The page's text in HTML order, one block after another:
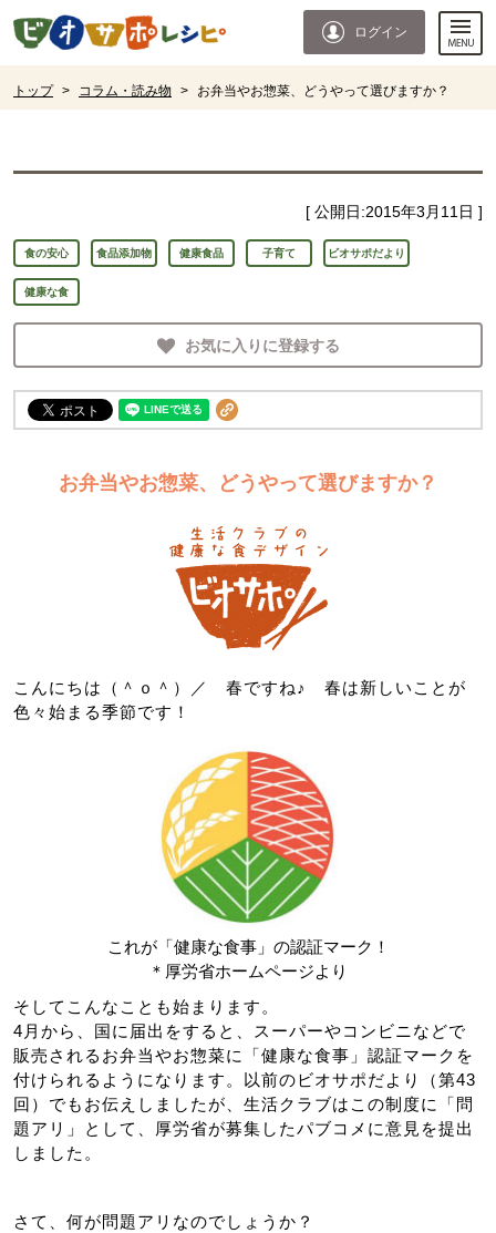
ページの先頭です。
ログイン
トップ > コラム・読み物 > お弁当やお惣菜、どうやって選びますか？
[ 公開日:2015年3月11日 ]
食の安心 食品添加物 健康食品 子育て ビオサポだより
健康な食
お気に入りに登録する
お弁当やお惣菜、どうやって選びますか？
こんにちは（＾ｏ＾）／ 春ですね♪ 春は新しいことが
色々始まる季節です！
これが「健康な食事」の認証マーク！
＊厚労省ホームページより
そしてこんなことも始まります。
4月から、国に届出をすると、スーパーやコンビニなどで
販売されるお弁当やお惣菜に「健康な食事」認証マークを
付けられるようになります。以前のビオサポだより（第43
回）でもお伝えしましたが、生活クラブはこの制度に「問
題アリ」として、厚労省が募集したパブコメに意見を提出
しました。
さて、何が問題アリなのでしょうか？